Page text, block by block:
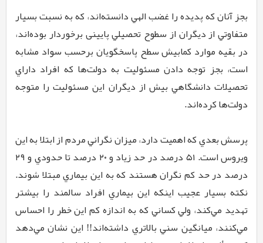
بجز آنان كه پديده را غضب الهي دانسته‌اند، كه به نسبت بسيار
متفاوتي از دیگران از سطوح تحصيلي پايينی برخوردار بوده‌اند،
در بقيه موارد كمابيش سطح پاسخگویان برحسب سواد مشابه
است، بجز توجه دادن مسئوليت به دولت‌ها كه افراد داراي
تحصيلات دانشگاهي بيش از ديگران اين مسئوليت را متوجه
دولت‌ها كرده‌اند.
پرسش بعدي كه اهميت دارد، ميزان نگراني مردم از ابتلا به اين
ويروس است. ۵۱ درصد در حد زياد و ۲۰ درصد تا حدودي و ۲۹
درصد در حد كم نگران هستند كه به اين بيماري مبتلا شوند.
نكته بسيار عجيب اينكه اين بيماري افراد سالمند را بيشتر
تهديد مي‌كند، ولي كساني كه به اندازه كم اين خطر را احساس
مي‌كنند، ميانگين سني بالاتري داشته‌اند!! اين نشان مي‌دهد